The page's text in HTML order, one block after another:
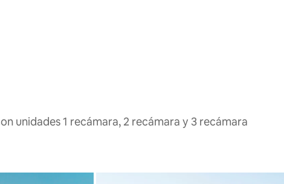
unidades 1 recámara, 2 recámara y 3 recámara